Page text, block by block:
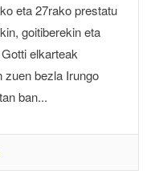
eta 27rako prestatu
goitiberekin eta
elkarteak
zuen bezla Irungo
ban...